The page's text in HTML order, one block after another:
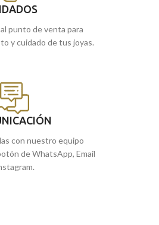
de Málaga y
punto de venta para
y cuidado de tus joyas.
con nuestro equipo
de WhatsApp, Email